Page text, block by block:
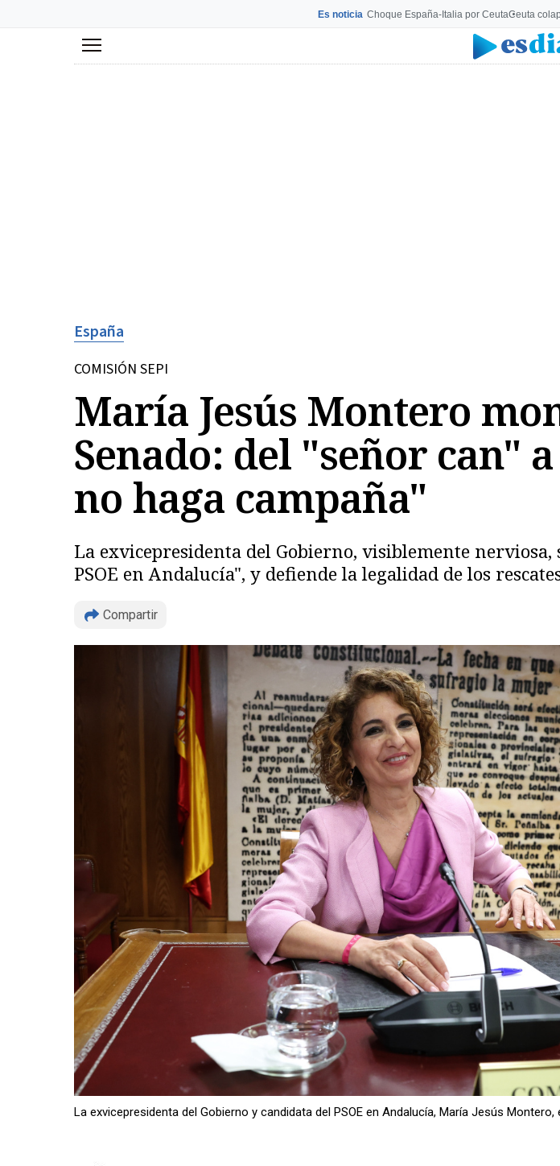
Es noticia Choque España-Italia por CeutaCeuta
Menú
España
COMISIÓN SEPI
María Jesús Montero
Senado: del "señor can"
no haga campaña"
La exvicepresidenta del Gobierno, visiblemente
PSOE en Andalucía", y defiende la legalidad de los
Compartir
La exvicepresidenta del Gobierno y candidata del PSOE en Andalucía, María Jesús Montero,